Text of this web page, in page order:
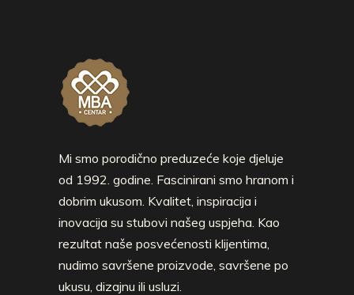
Mi smo porodično preduzeće koje djeluje
od 1992. godine. Fascinirani smo hranom i
dobrim ukusom. Kvalitet, inspiracija i
inovacija su stubovi našeg uspjeha. Kao
rezultat naše posvećenosti klijentima,
nudimo savršene proizvode, savršene po
ukusu, dizajnu ili usluzi.